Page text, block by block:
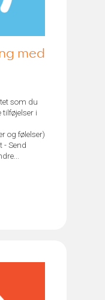
med
som du
i
og følelser)
- Send